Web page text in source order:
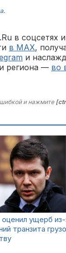
.
в соцсетях
в MAX,
и
региона — во
и нажмите
оценил ущерб
транзита